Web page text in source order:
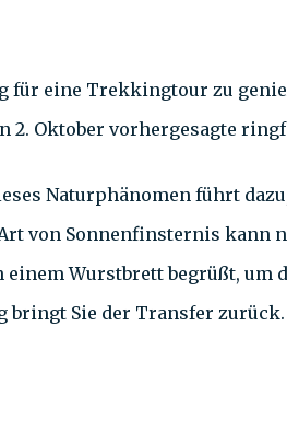
für eine Trekkingtour zu
2. Oktober vorhergesagte
Naturphänomen führt
von Sonnenfinsternis kann
Wurstbrett begrüßt,
bringt Sie der Transfer zurück.